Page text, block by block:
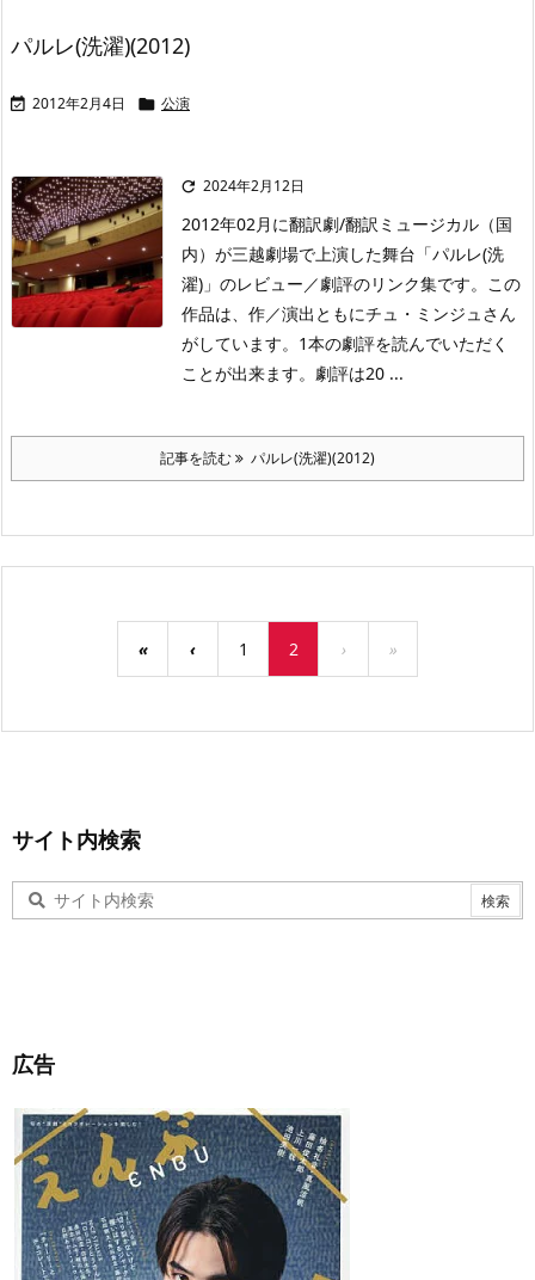
パルレ(洗濯)(2012)
 2012年2月4日  公演
 2024年2月12日
2012年02月に翻訳劇/翻訳ミュージカル（国
内）が三越劇場で上演した舞台「パルレ(洗
濯)」のレビュー／劇評のリンク集です。この
作品は、作／演出ともにチュ・ミンジュさん
がしています。1本の劇評を読んでいただく
ことが出来ます。劇評は20 ...
記事を読む パルレ(洗濯)(2012)
« ‹ 1 2 › »
サイト内検索
広告